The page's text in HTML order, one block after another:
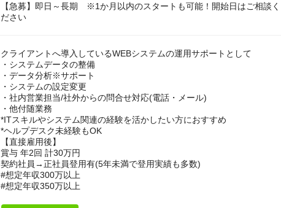
【急募】即日～長期 ※1か月以内のスタートも可能！開始日はご相談く
ださい
クライアントへ導入しているWEBシステムの運用サポートとして
・システムデータの整備
・データ分析※サポート
・システムの設定変更
・社内営業担当/社外からの問合せ対応(電話・メール)
・他付随業務
*ITスキルやシステム関連の経験を活かしたい方におすすめ
*ヘルプデスク未経験もOK
【直接雇用後】
賞与 年2回 計30万円
契約社員→正社員登用有(5年未満で登用実績も多数)
#想定年収300万以上
#想定年収350万以上